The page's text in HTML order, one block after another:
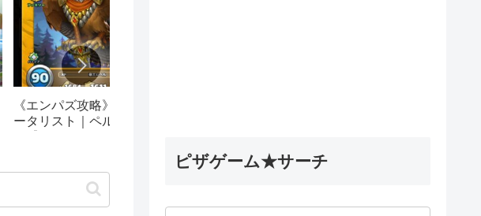
《エンパズ攻略》星5英雄デ
ータリスト｜ペルティナック
試練の隠し要素
ピザゲーム★サーチ